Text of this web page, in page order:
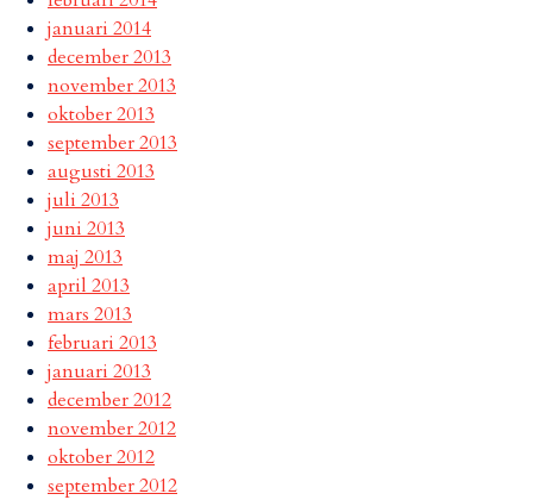
januari 2014
december 2013
november 2013
oktober 2013
september 2013
augusti 2013
juli 2013
juni 2013
maj 2013
april 2013
mars 2013
februari 2013
januari 2013
december 2012
november 2012
oktober 2012
september 2012